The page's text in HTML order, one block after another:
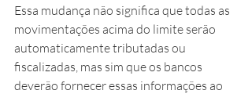
Essa mudança não significa que todas as
movimentações acima do limite serão
automaticamente tributadas ou
fiscalizadas, mas sim que os bancos
deverão fornecer essas informações ao